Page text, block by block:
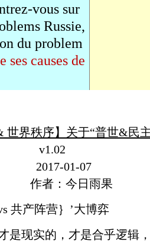
vous sur
Russie,
du problem
ses causes de
界秩序】关于“普世&民
07
日雨果
共产阵营｝’大博弈
是现实的，才是合乎逻辑